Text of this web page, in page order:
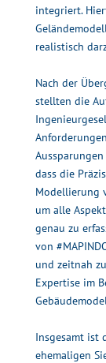
integriert.
realistisch
Nach der
stellten die
dass die
Modellierung
um alle
genau zu
von
und zeitnah
Expertise im
Insgesamt ist
ehemaligen